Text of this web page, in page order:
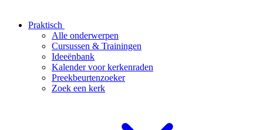
Praktisch
Alle onderwerpen
Cursussen & Trainingen
Ideeënbank
Kalender voor kerkenraden
Preekbeurtenzoeker
Zoek een kerk